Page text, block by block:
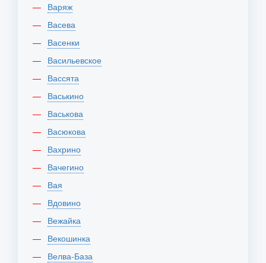
Варяж
Васева
Васенки
Васильевское
Вассята
Васькино
Васькова
Васюкова
Вахрино
Вачегино
Вая
Вдовино
Вежайка
Векошинка
Велва-База